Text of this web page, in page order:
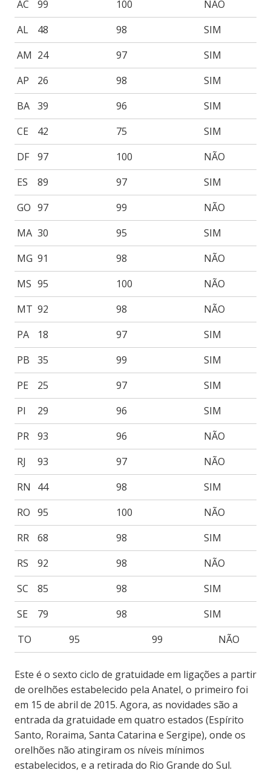
AC 99 100
NÃO
AL
48 98
SIM
AM 24 97
SIM
AP
26 98
SIM
BA
39 96
SIM
CE
42 75
SIM
DF
97 100
NÃO
ES
89 97
SIM
GO 97 99
NÃO
MA 30 95
SIM
MG 91 98
NÃO
MS 95 100
NÃO
MT 92 98
NÃO
PA
18 97
SIM
PB
35 99
SIM
PE
25 97
SIM
PI
29 96
SIM
PR
93 96
NÃO
RJ
93 97
NÃO
RN
44 98
SIM
RO 95 100
NÃO
RR
68 98
SIM
RS
92 98
NÃO
SC
85 98
SIM
SE
79 98
SIM
TO
95 99 NÃO
Este é o sexto ciclo de gratuidade em ligações a partir
de orelhões estabelecido pela Anatel, o primeiro foi
em 15 de abril de 2015. Agora, as novidades são a
entrada da gratuidade em quatro estados (Espírito
Santo, Roraima, Santa Catarina e Sergipe), onde os
orelhões não atingiram os níveis mínimos
estabelecidos, e a retirada do Rio Grande do Sul.